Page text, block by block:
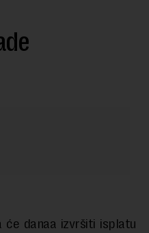
će danaa izvršiti isplatu